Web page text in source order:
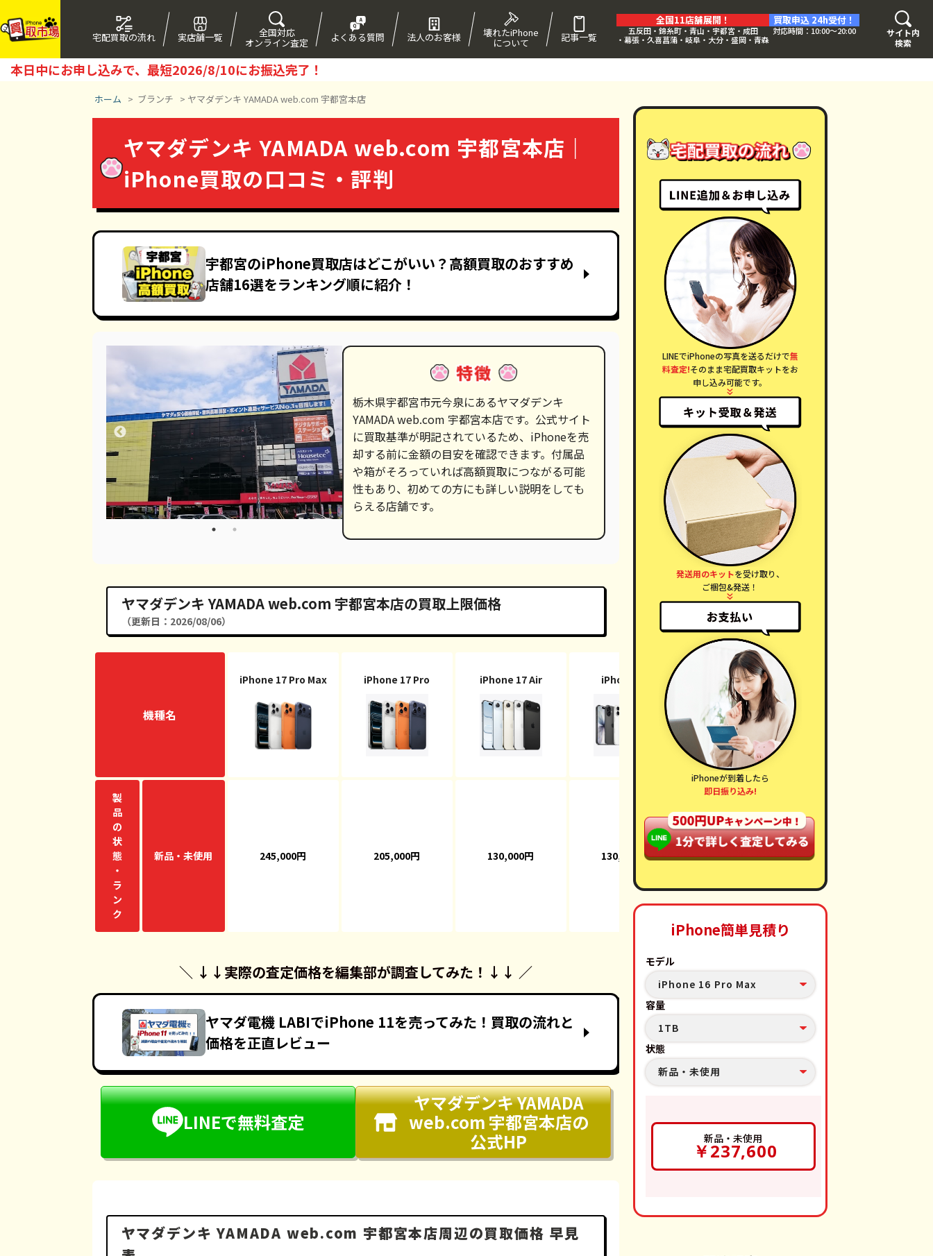
全国11店舗展開！
五反田・錦糸町・青山・宇都宮・成田
・幕張・久喜菖蒲・岐阜・大分・盛岡・青森
買取申込 24h受付！
対応時間：10:00〜20:00
宅配買取の流れ 実店舗一覧 全国対応
オンライン査定 よくある質問 法人のお客様 壊れたiPhone
について 記事一覧
サイト内
検索
本日中にお申し込みで、最短2026/8/10にお振込完了！
ホーム > ブランチ > ヤマダデンキ YAMADA web.com 宇都宮本店
ヤマダデンキ YAMADA web.com 宇都宮本店｜
iPhone買取の口コミ・評判
宇都宮のiPhone買取店はどこがいい？高額買取のおすすめ
店舗16選をランキング順に紹介！
栃木県宇都宮市元今泉にあるヤマダデンキ
YAMADA web.com 宇都宮本店です。公式サイト
に買取基準が明記されているため、iPhoneを売
却する前に金額の目安を確認できます。付属品
や箱がそろっていれば高額買取につながる可能
性もあり、初めての方にも詳しい説明をしても
らえる店舗です。
ヤマダデンキ YAMADA web.com 宇都宮本店の買取上限価格
（更新日：2026/08/06）
機種名
iPhone 17 Pro Max iPhone 17 Pro iPhone 17 Air iPhone 17 iPhone 17 e
製
品
の
状
態
・
ラ
ン
ク
新品・未使用 245,000円 205,000円 130,000円 130,000円 95,000円
＼ ↓↓ 実際の査定価格を編集部が調査してみた！ ↓↓ ／
ヤマダ電機 LABIでiPhone 11を売ってみた！買取の流れと
価格を正直レビュー
LINEで無料査定
ヤマダデンキ YAMADA
web.com 宇都宮本店の
公式HP
ヤマダデンキ YAMADA web.com 宇都宮本店周辺の買取価格 早見
LINEでiPhoneの写真を送るだけで無
料査定!そのまま宅配買取キットをお
申し込み可能です。
発送用のキットを受け取り、
ご梱包&発送！
iPhoneが到着したら
即日振り込み!
iPhone簡単見積り
モデル
iPhone 16 Pro Max
容量
1TB
状態
新品・未使用
新品・未使用
￥237,600